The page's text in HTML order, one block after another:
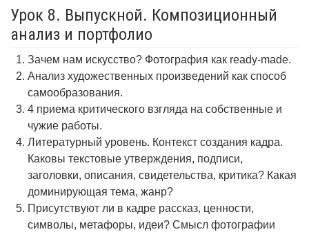
Урок 8. Выпускной. Композиционный
анализ и портфолио
Зачем нам искусство? Фотография как ready-made.
Анализ художественных произведений как способ
самообразования.
4 приема критического взгляда на собственные и
чужие работы.
Литературный уровень. Контекст создания кадра.
Каковы текстовые утверждения, подписи,
заголовки, описания, свидетельства, критика? Какая
доминирующая тема, жанр?
Присутствуют ли в кадре рассказ, ценности,
символы, метафоры, идеи? Смысл фотографии